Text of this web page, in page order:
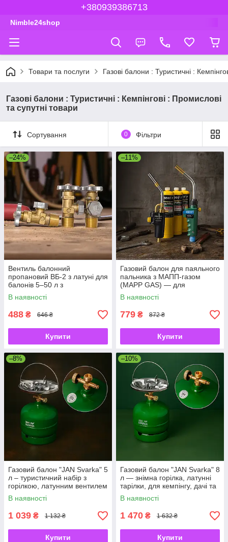
+380939386713
Nimble24shop
Товари та послуги Газові балони : Туристичні :
Газові балони : Туристичні : Кемпінгові : Промислові
та супутні товари
Сортування 0 Фільтри
–24%
Вентиль балонний
пропановий ВБ-2 з латуні для
балонів 5–50 л з
протиіскровим захистом
В наявності
488 ₴ 646 ₴
Купити
–11%
Газовий балон для паяльного
пальника з МАПП-газом
(MAPP GAS) — для
професійної пайки та
ремонту
В наявності
779 ₴ 872 ₴
Купити
–8%
Газовий балон "JAN Svarka" 5
л – туристичний набір з
горілкою, латунним вентилем
і посиленим корпусом
В наявності
1 039 ₴ 1 132 ₴
Купити
–10%
Газовий балон "JAN Svarka" 8
л — знімна горілка, латунні
тарілки, для кемпінгу, дачі та
туристичних поїздок
В наявності
1 470 ₴ 1 632 ₴
Купити